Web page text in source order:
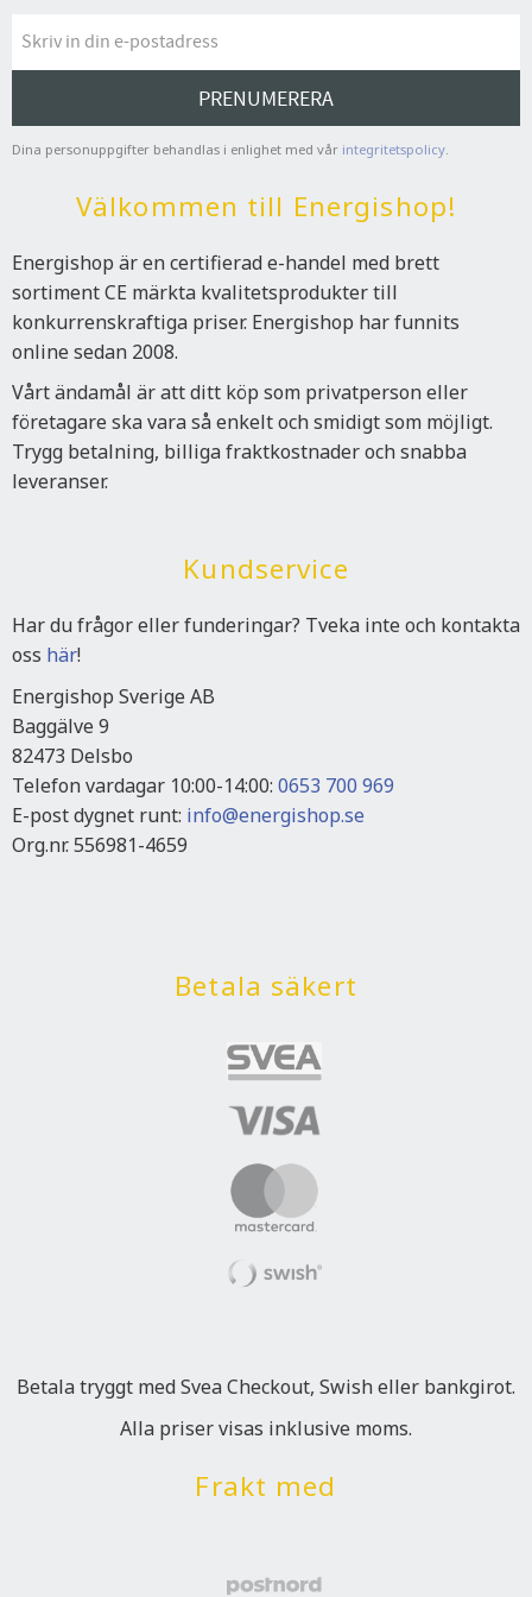
HEPA-filter ingår för torrsugning. Detta filter kan rengöra luften
från de minsta smutspartiklarna. Leveransen kompletteras med
en två meters slang, en förlängning av sugröret och två
dammpåsar.
Tekniska data:
Färg: Vit / Svart
Skyddsklass: IPX4
Effekt: 1600W
Material: Plast, metall
Volym: 30 liter
PRENUMERERA
Dina personuppgifter behandlas i enlighet med vår integritetspolicy
Välkommen till Energishop!
Energishop är en certifierad e-handel med brett
sortiment CE märkta kvalitetsprodukter till
konkurrenskraftiga priser. Energishop har funnits
online sedan 2008.
Vårt ändamål är att ditt köp som privatperson eller
företagare ska vara så enkelt och smidigt som möjligt.
Trygg betalning, billiga fraktkostnader och snabba
leveranser.
Kundservice
Har du frågor eller funderingar? Tveka inte och kontakta
oss här!
Energishop Sverige AB
Baggälve 9
82473 Delsbo
Telefon vardagar 10:00-14:00: 0653 700 969
E-post dygnet runt: info@energishop.se
Org.nr. 556981-4659
Betala säkert
Betala tryggt med Svea Checkout, Swish eller bankgirot.
Alla priser visas inklusive moms.
Frakt med